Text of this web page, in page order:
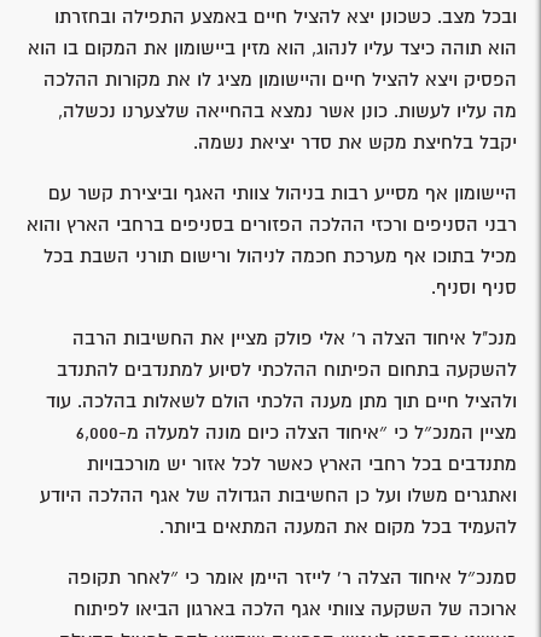
ובכל מצב. כשכונן יצא להציל חיים באמצע התפילה ובחזרתו
הוא תוהה כיצד עליו לנהוג, הוא מזין ביישומון את המקום בו הוא
הפסיק ויצא להציל חיים והיישומון מציג לו את מקורות ההלכה
מה עליו לעשות. כונן אשר נמצא בהחייאה שלצערנו נכשלה,
יקבל בלחיצת מקש את סדר יציאת נשמה.
היישומון אף מסייע רבות בניהול צוותי האגף וביצירת קשר עם
רבני הסניפים ורכזי ההלכה הפזורים בסניפים ברחבי הארץ והוא
מכיל בתוכו אף מערכת חכמה לניהול ורישום תורני השבת בכל
סניף וסניף.
מנכ"ל איחוד הצלה ר' אלי פולק מציין את החשיבות הרבה
להשקעה בתחום הפיתוח ההלכתי לסיוע למתנדבים להתנדב
ולהציל חיים תוך מתן מענה הלכתי הולם לשאלות בהלכה. עוד
מציין המנכ״ל כי ״איחוד הצלה כיום מונה למעלה מ-6,000
מתנדבים בכל רחבי הארץ כאשר לכל אזור יש מורכבויות
ואתגרים משלו ועל כן החשיבות הגדולה של אגף ההלכה היודע
להעמיד בכל מקום את המענה המתאים ביותר.
סמנכ״ל איחוד הצלה ר' לייזר היימן אומר כי ״לאחר תקופה
ארוכה של השקעה צוותי אגף הלכה בארגון הביאו לפיתוח